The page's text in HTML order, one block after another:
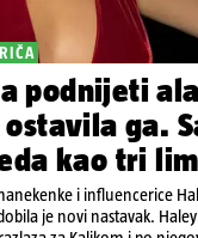
podnijeti
ga.
kao tri
i influencerice
je novi nastavak.